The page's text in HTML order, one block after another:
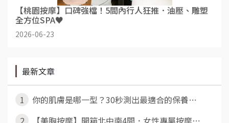
【桃園按摩】口碑強檔！5間內行人狂推．油壓、雕塑
全方位SPA♥
2026-06-23
最新文章
1
你的肌膚是哪一型？30秒測出最適合的保養⋯
2
【美胸按摩】開箱北中南4間．女性專屬按摩⋯